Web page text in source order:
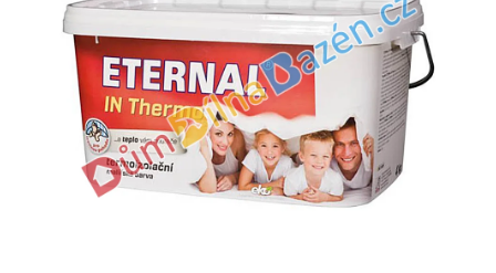
hvězdiček.